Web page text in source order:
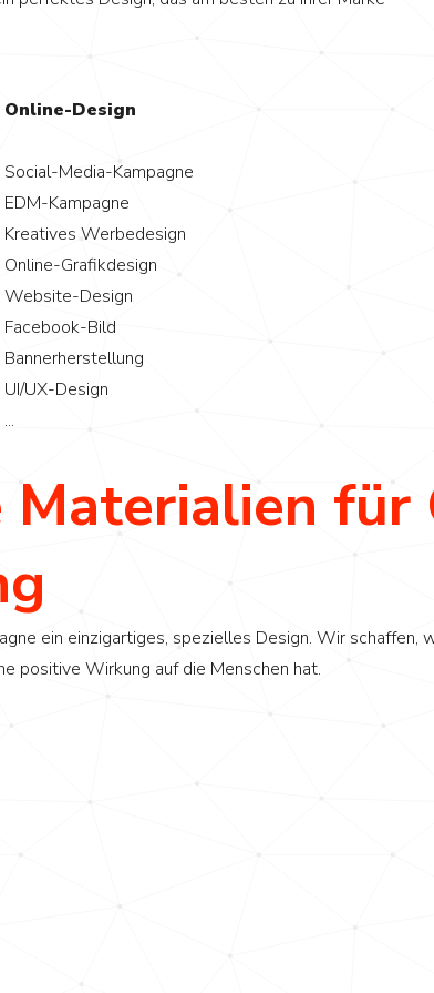
Online-Design
Social-Media-Kampagne
EDM-Kampagne
Kreatives Werbedesign
Online-Grafikdesign
Website-Design
Facebook-Bild
Bannerherstellung
UI/UX-Design
...
für
ein einzigartiges, spezielles Design. Wir
positive Wirkung auf die Menschen hat.